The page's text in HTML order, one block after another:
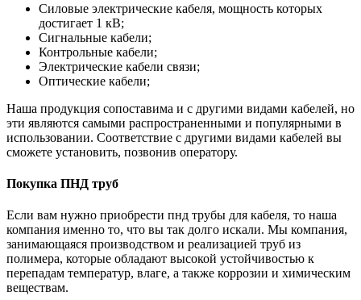
Силовые электрические кабеля, мощность которых
достигает 1 кВ;
Сигнальные кабели;
Контрольные кабели;
Электрические кабели связи;
Оптические кабели;
Наша продукция сопоставима и с другими видами кабелей, но
эти являются самыми распространенными и популярными в
использовании. Соответствие с другими видами кабелей вы
сможете установить, позвонив оператору.
Покупка ПНД труб
Если вам нужно приобрести пнд трубы для кабеля, то наша
компания именно то, что вы так долго искали. Мы компания,
занимающаяся производством и реализацией труб из
полимера, которые обладают высокой устойчивостью к
перепадам температур, влаге, а также коррозии и химическим
веществам.